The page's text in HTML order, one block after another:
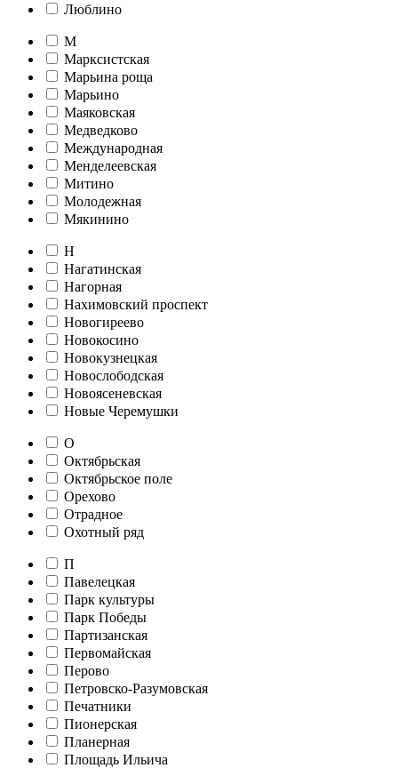
Люблино
М
Марксистская
Марьина роща
Марьино
Маяковская
Медведково
Международная
Менделеевская
Митино
Молодежная
Мякинино
Н
Нагатинская
Нагорная
Нахимовский проспект
Новогиреево
Новокосино
Новокузнецкая
Новослободская
Новоясеневская
Новые Черемушки
О
Октябрьская
Октябрьское поле
Орехово
Отрадное
Охотный ряд
П
Павелецкая
Парк культуры
Парк Победы
Партизанская
Первомайская
Перово
Петровско-Разумовская
Печатники
Пионерская
Планерная
Площадь Ильича